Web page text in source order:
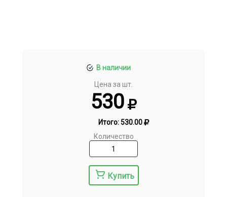
В наличии
Цена за шт.
530
Итого:530.00
Количество
Купить